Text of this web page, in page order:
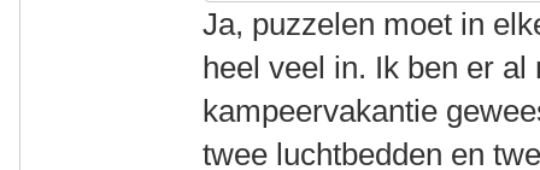
Ja, puzzelen moet in
heel veel in. Ik ben er
kampeervakantie
twee luchtbedden en